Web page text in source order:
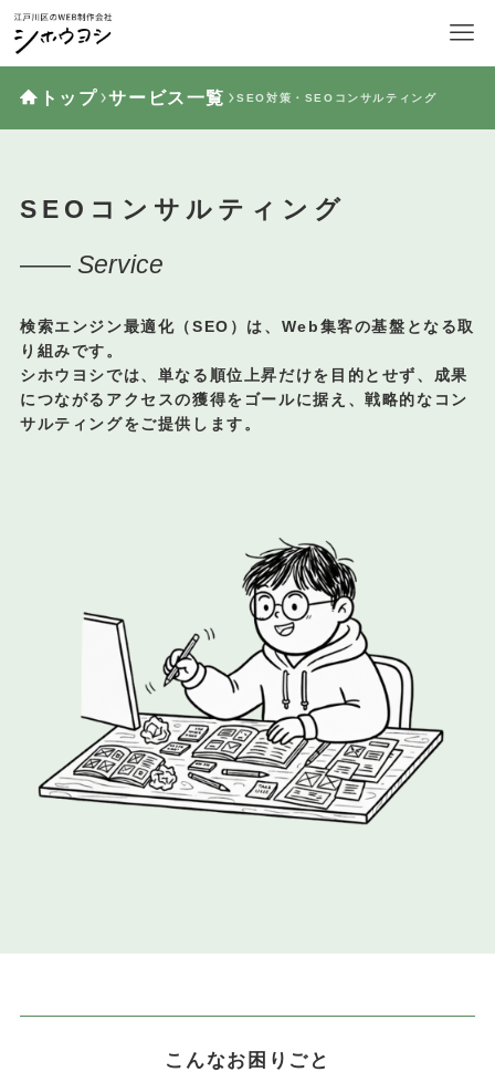
トップ サービス一覧 SEO対策・SEOコンサルティング
SEOコンサルティング
—— Service
検索エンジン最適化（SEO）は、Web集客の基盤となる取
り組みです。
シホウヨシでは、単なる順位上昇だけを目的とせず、 成果
につながるアクセスの獲得をゴールに据え、戦略的なコン
サルティングをご提供します。
こんなお困りごと